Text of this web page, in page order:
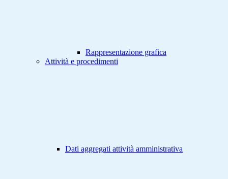
Rappresentazione grafica
Attività e procedimenti
Dati aggregati attività amministrativa